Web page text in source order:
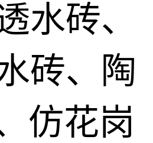
水砖、
砖、陶
仿花岗